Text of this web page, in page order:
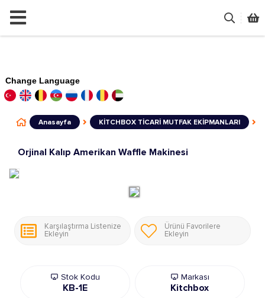
Change Language
Anasayfa KİTCHBOX TİCARİ MUTFAK EKİPMANLARI
Orjinal Kalıp Amerikan Waffle Makinesi
Karşılaştırma Listenize
Ekleyin
Ürünü Favorilere
Ekleyin
Stok Kodu
KB-1E
Markası
Kitchbox